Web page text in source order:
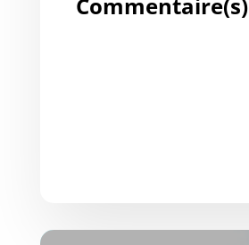
Commentaire(s)